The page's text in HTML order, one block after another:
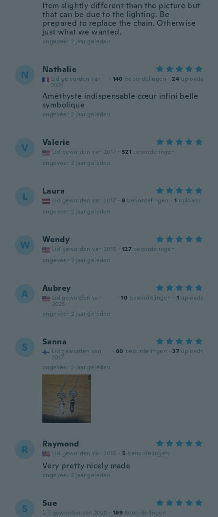
Item slightly different than the picture but
that can be due to the lighting. Be
prepared to replace the chain. Otherwise
just what we wanted.
ongeveer 2 jaar geleden
N Nathalie
Lid geworden van
2021
· 140 beoordelingen · 24 uploads
Améthyste indispensable cœur infini belle
symbolique
ongeveer 2 jaar geleden
V Valerie
Lid geworden van 2017 · 321 beoordelingen
ongeveer 2 jaar geleden
L Laura
Lid geworden van 2017 · 9 beoordelingen · 1 uploads
ongeveer 2 jaar geleden
W Wendy
Lid geworden van 2015 · 127 beoordelingen
ongeveer 2 jaar geleden
A Aubrey
Lid geworden van
2023
· 10 beoordelingen · 1 uploads
ongeveer 2 jaar geleden
S Sanna
Lid geworden van
2017
· 60 beoordelingen · 37 uploads
ongeveer 2 jaar geleden
R Raymond
Lid geworden van 2018 · 5 beoordelingen
Very pretty nicely made
ongeveer 2 jaar geleden
S Sue
Lid geworden van 2020 · 169 beoordelingen